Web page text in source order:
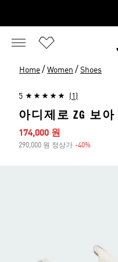
Home / Women / Shoes
5 (1)
아디제로 ZG 보아
세일 가격
174,000 원
290,000 원 정상가 -40%